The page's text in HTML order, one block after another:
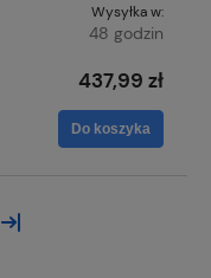
Wysyłka w:
48 godzin
437,99 zł
Do koszyka
»